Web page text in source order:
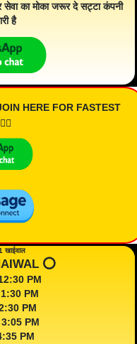
का मोका जरूर दे सट्टा कंपनी
है
HERE FOR FASTEST
खाईवाल
⭕️
12:30 PM
1:30 PM
PM
3:05 PM
PM